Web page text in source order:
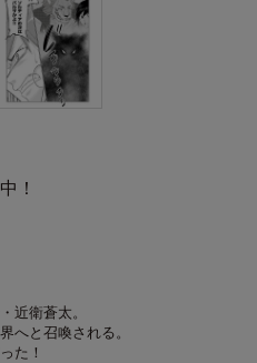
！
近衛蒼太。
へと召喚される。
た！